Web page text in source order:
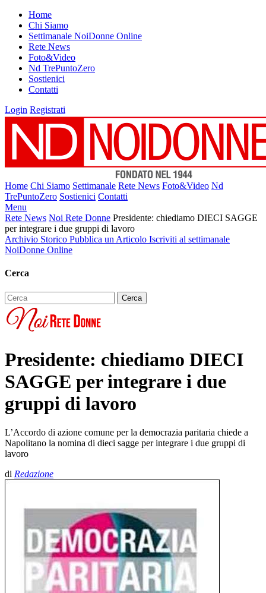
Home
Chi Siamo
Settimanale NoiDonne Online
Rete News
Foto&Video
Nd TrePuntoZero
Sostienici
Contatti
Login Registrati
Home Chi Siamo Settimanale Rete News Foto&Video Nd
TrePuntoZero Sostienici Contatti
Menu
Rete News Noi Rete Donne Presidente: chiediamo DIECI SAGGE
per integrare i due gruppi di lavoro
Archivio Storico Pubblica un Articolo Iscriviti al settimanale
NoiDonne Online
Cerca
Presidente: chiediamo DIECI
SAGGE per integrare i due
gruppi di lavoro
L’Accordo di azione comune per la democrazia paritaria chiede a
Napolitano la nomina di dieci sagge per integrare i due gruppi di
lavoro
di Redazione